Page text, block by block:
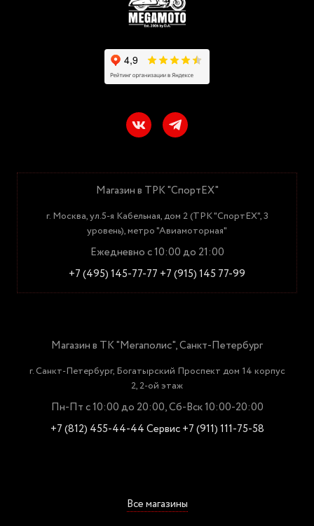
Магазин в ТРК "СпортЕХ"
г. Москва, ул.5-я Кабельная, дом 2 (ТРК "СпортЕХ", 3
уровень), метро "Авиамоторная"
Ежедневно с 10:00 до 21:00
+7 (495) 145-77-77 +7 (915) 145 77-99
Магазин в ТК "Мегаполис", Санкт-Петербург
г. Санкт-Петербург, Богатырский Проспект дом 14 корпус
2, 2-ой этаж
Пн-Пт с 10:00 до 20:00, Сб-Вск 10:00-20:00
+7 (812) 455-44-44Сервис +7 (911) 111-75-58
Все магазины